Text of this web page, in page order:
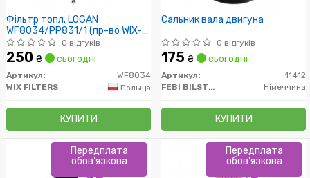
Фільтр топл. LOGAN
WF8034/PP831/1 (пр-во WIX-
Filtron)
0 відгуків
250 ₴ сьогодні
Артикул:
WF8034
WIX FILTERS
Польща
КУПИТИ
Сальник вала двигуна
0 відгуків
175 ₴ сьогодні
Артикул:
11412
FEBI BILSTEIN
Німеччина
КУПИТИ
Передплата
обов'язкова
Передплата
обов'язкова